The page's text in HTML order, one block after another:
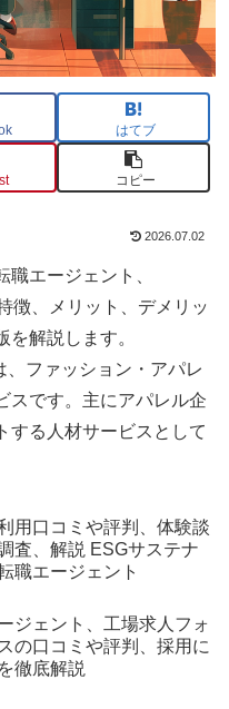
はてブ
コピー
2026.07.02
エージェント、
徴、メリット、デメリッ
を解説します。
ファッション・アパレ
スです。主にアパレル企
する人材サービスとして
用口コミや評判、体験談
査、解説 ESGサステナ
職エージェント
ジェント、工場求人フォ
の口コミや評判、採用に
徹底解説